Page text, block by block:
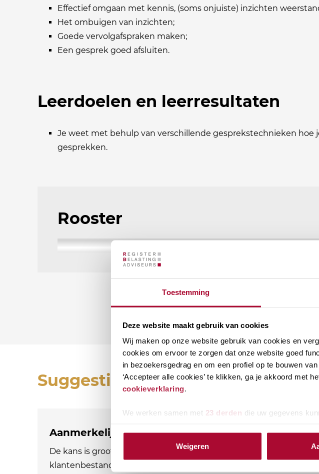
Toestemming
Deze website maakt gebruik van cookies
Wij maken op onze website gebruik van cookies en
cookies om ervoor te zorgen dat onze website goed
in bezoekersgedrag en om een profiel op te bouwen
‘Accepteer alle cookies’ te klikken, ga je akkoord met
cookieverklaring.
We werken samen met 23 derden die uw gegevens
Weigeren
Effectief omgaan met kennis, (soms onjuiste) inzichten
Het ombuigen van inzichten;
Goede vervolgafspraken maken;
Een gesprek goed afsluiten.
Leerdoelen en leerresultaten
Je weet met behulp van verschillende gesprekstechnieken hoe
gesprekken.
Rooster
Suggesties
Aanmerkelijk belang en
De kans is groot dat aandeelhouders met een aanmerkelijk belang
klantenbestand. Als adviseur ben je natuurlijk op de hoogte van